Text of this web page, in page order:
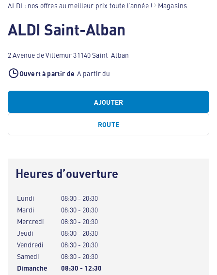
ALDI : nos offres au meilleur prix toute l’année ! Magasins
ALDI Saint-Alban
2 Avenue de Villemur 31140 Saint-Alban
Ouvert à partir de A partir du
AJOUTER
ROUTE
Heures d’ouverture
Lundi
08:30 - 20:30
Mardi
08:30 - 20:30
Mercredi
08:30 - 20:30
Jeudi
08:30 - 20:30
Vendredi
08:30 - 20:30
Samedi
08:30 - 20:30
Dimanche
08:30 - 12:30